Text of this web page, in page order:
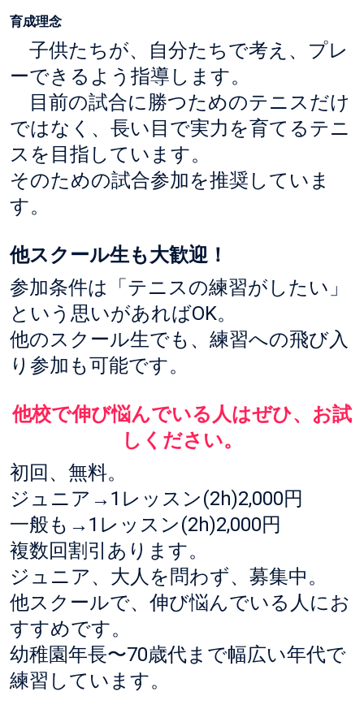
育成理念
子供たちが、自分たちで考え、プレ
ーできるよう指導します。
目前の試合に勝つためのテニスだけ
ではなく、長い目で実力を育てるテニ
スを目指しています。
そのための試合参加を推奨していま
す。
他スクール生も大歓迎！
参加条件は「テニスの練習がしたい」
という思いがあればOK。
他のスクール生でも、練習への飛び入
り参加も可能です。
他校で伸び悩んでいる人はぜひ、お試
しください。
初回、無料。
ジュニア→1レッスン(2h)2,000円
一般も→1レッスン(2h)2,000円
複数回割引あります。
ジュニア、大人を問わず、募集中。
他スクールで、伸び悩んでいる人にお
すすめです。
幼稚園年長〜70歳代まで幅広い年代で
練習しています。